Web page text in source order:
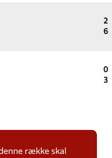
2
6
0
3
række skal